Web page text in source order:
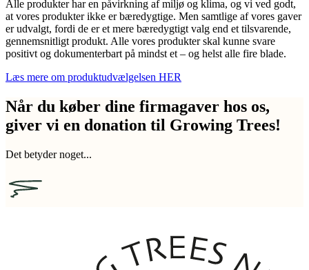
Alle produkter har en påvirkning af miljø og klima, og vi ved godt,
at vores produkter ikke er bæredygtige. Men samtlige af vores gaver
er udvalgt, fordi de er et mere bæredygtigt valg end et tilsvarende,
gennemsnitligt produkt. Alle vores produkter skal kunne svare
positivt og dokumenterbart på mindst et – og helst alle fire blade.
Læs mere om produktudvælgelsen HER
Når du køber dine firmagaver hos os,
giver vi en donation til Growing Trees!
Det betyder noget...